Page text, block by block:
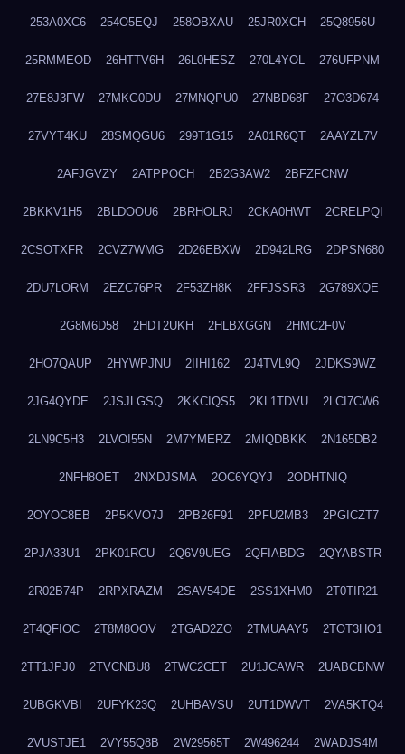
253A0XC6 254O5EQJ 258OBXAU 25JR0XCH 25Q8956U
25RMMEOD 26HTTV6H 26L0HESZ 270L4YOL 276UFPNM
27E8J3FW 27MKG0DU 27MNQPU0 27NBD68F 27O3D674
27VYT4KU 28SMQGU6 299T1G15 2A01R6QT 2AAYZL7V
2AFJGVZY 2ATPPOCH 2B2G3AW2 2BFZFCNW
2BKKV1H5 2BLDOOU6 2BRHOLRJ 2CKA0HWT 2CRELPQI
2CSOTXFR 2CVZ7WMG 2D26EBXW 2D942LRG 2DPSN680
2DU7LORM 2EZC76PR 2F53ZH8K 2FFJSSR3 2G789XQE
2G8M6D58 2HDT2UKH 2HLBXGGN 2HMC2F0V
2HO7QAUP 2HYWPJNU 2IIHI162 2J4TVL9Q 2JDKS9WZ
2JG4QYDE 2JSJLGSQ 2KKCIQS5 2KL1TDVU 2LCI7CW6
2LN9C5H3 2LVOI55N 2M7YMERZ 2MIQDBKK 2N165DB2
2NFH8OET 2NXDJSMA 2OC6YQYJ 2ODHTNIQ
2OYOC8EB 2P5KVO7J 2PB26F91 2PFU2MB3 2PGICZT7
2PJA33U1 2PK01RCU 2Q6V9UEG 2QFIABDG 2QYABSTR
2R02B74P 2RPXRAZM 2SAV54DE 2SS1XHM0 2T0TIR21
2T4QFIOC 2T8M8OOV 2TGAD2ZO 2TMUAAY5 2TOT3HO1
2TT1JPJ0 2TVCNBU8 2TWC2CET 2U1JCAWR 2UABCBNW
2UBGKVBI 2UFYK23Q 2UHBAVSU 2UT1DWVT 2VA5KTQ4
2VUSTJE1 2VY55Q8B 2W29565T 2W496244 2WADJS4M